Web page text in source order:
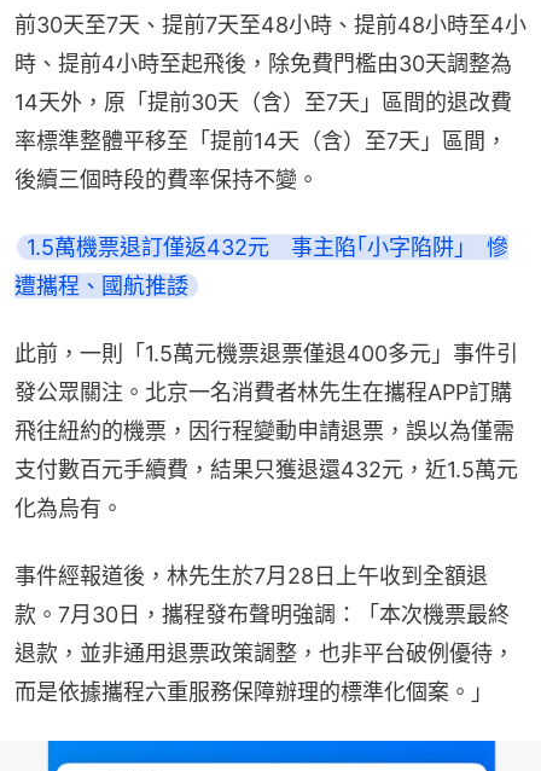
前30天至7天、提前7天至48小時、提前48小時至4小
時、提前4小時至起飛後，除免費門檻由30天調整為
14天外，原「提前30天（含）至7天」區間的退改費
率標準整體平移至「提前14天（含）至7天」區間，
後續三個時段的費率保持不變。
1.5萬機票退訂僅返432元　事主陷｢小字陷阱｣　慘
遭攜程、國航推諉
此前，一則「1.5萬元機票退票僅退400多元」事件引
發公眾關注。北京一名消費者林先生在攜程APP訂購
飛往紐約的機票，因行程變動申請退票，誤以為僅需
支付數百元手續費，結果只獲退還432元，近1.5萬元
化為烏有。
事件經報道後，林先生於7月28日上午收到全額退
款。7月30日，攜程發布聲明強調：「本次機票最終
退款，並非通用退票政策調整，也非平台破例優待，
而是依據攜程六重服務保障辦理的標準化個案。」